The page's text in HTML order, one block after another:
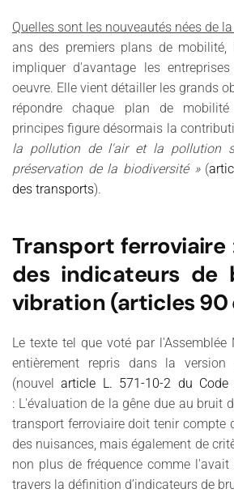
Quelles sont les nouveautés nées de la
ans des premiers plans de
impliquer d'avantage les
oeuvre. Elle vient détailler les grands
répondre chaque plan de
principes figure désormais la
la pollution de l'air et la pollution
préservation de la biodiversité » (
des transports).
Transport ferroviaire
des indicateurs
vibration (articles 90
Le texte tel que voté par l'Assemblée
entièrement repris dans la
(nouvelarticle L. 571-10-2 du Code
: L'évaluation de la gêne due au bruit
transport ferroviaire doit tenir compte
des nuisances, mais également de
non plus de fréquence comme l'avait
travers la définition d’indicateurs de